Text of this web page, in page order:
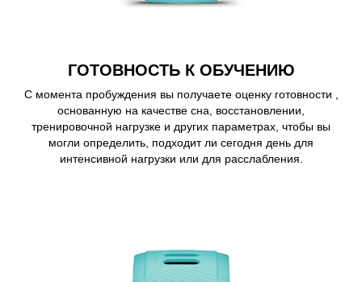
ГОТОВНОСТЬ К ОБУЧЕНИЮ
С момента пробуждения вы получаете оценку готовности ,
основанную на качестве сна, восстановлении,
тренировочной нагрузке и других параметрах, чтобы вы
могли определить, подходит ли сегодня день для
интенсивной нагрузки или для расслабления.